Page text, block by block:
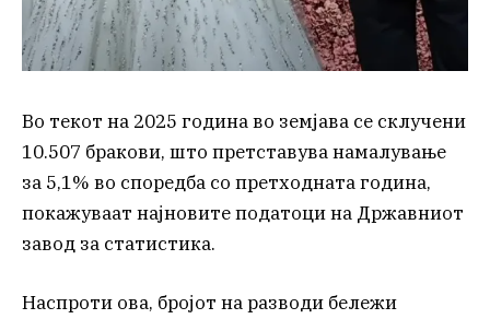
Во текот на 2025 година во земјава се склучени
10.507 бракови, што претставува намалување
за 5,1% во споредба со претходната година,
покажуваат најновите податоци на Државниот
завод за статистика.
Наспроти ова, бројот на разводи бележи